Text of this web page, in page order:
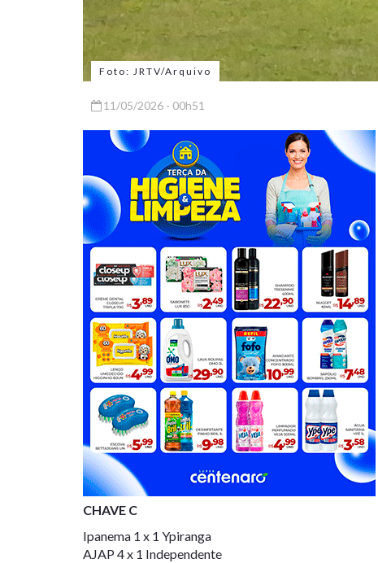
Foto: JRTV/Arquivo
11/05/2026 - 00h51
CHAVE C
Ipanema 1 x 1 Ypiranga
AJAP 4 x 1 Independente